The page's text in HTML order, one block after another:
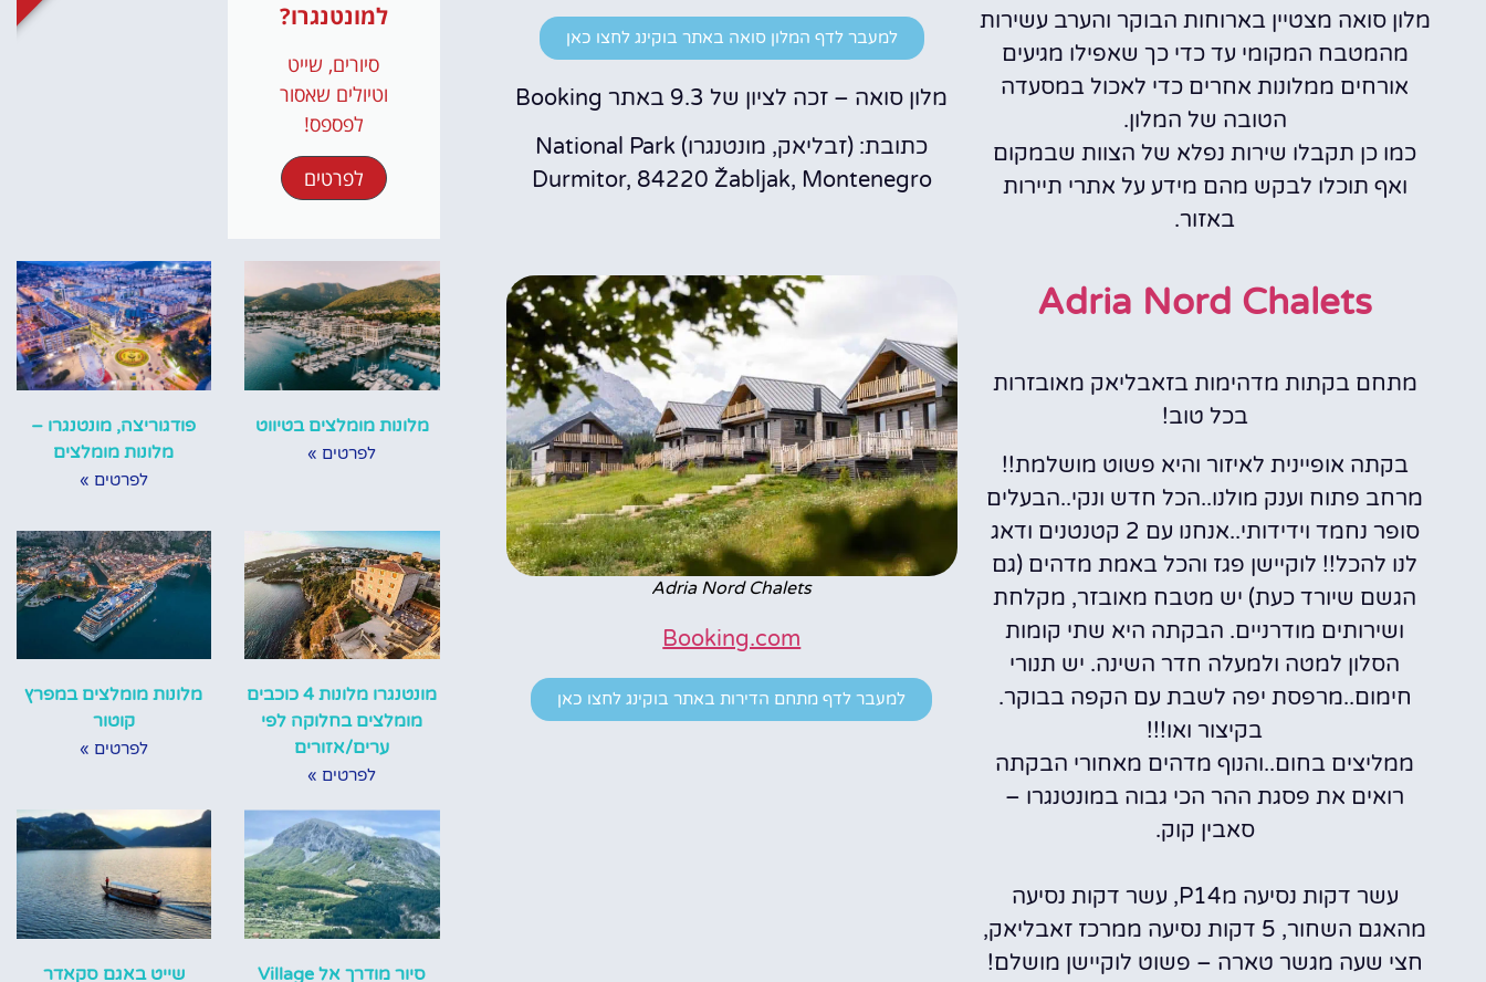
מלון סואה מצטיין בארוחות הבוקר והערב עשירות
מהמטבח המקומי עד כדי כך שאפילו מגיעים
אורחים ממלונות אחרים כדי לאכול במסעדה
הטובה של המלון.
כמו כן תקבלו שירות נפלא של הצוות שבמקום
ואף תוכלו לבקש מהם מידע על אתרי תיירות
באזור.
למעבר לדף המלון סואה באתר בוקינג לחצו כאן
מלון סואה – זכה לציון של 9.3 באתר Booking
כתובת: (זבליאק, מונטנגרו) National Park
Durmitor, 84220 Žabljak, Montenegro
Adria Nord Chalets
מתחם בקתות מדהימות בזאבליאק מאובזרות
בכל טוב!
בקתה אופיינית לאיזור והיא פשוט מושלמת!!
מרחב פתוח וענק מולנו..הכל חדש ונקי..הבעלים
סופר נחמד וידידותי..אנחנו עם 2 קטנטנים ודאג
לנו להכל!! לוקיישן פגז והכל באמת מדהים (גם
הגשם שיורד כעת) יש מטבח מאובזר, מקלחת
ושירותים מודרניים. הבקתה היא שתי קומות
הסלון למטה ולמעלה חדר השינה. יש תנורי
חימום..מרפסת יפה לשבת עם הקפה בבוקר.
בקיצור ואו!!!
ממליצים בחום..והנוף מדהים מאחורי הבקתה
רואים את פסגת ההר הכי גבוה במונטנגרו –
סאבין קוק.
עשר דקות נסיעה מP14, עשר דקות נסיעה
מהאגם השחור, 5 דקות נסיעה ממרכז זאבליאק,
חצי שעה מגשר טארה – פשוט לוקיישן מושלם!
Adria Nord Chalets
Booking.com
למעבר לדף מתחם הדירות באתר בוקינג לחצו כאן
למונטנגרו?
סיורים, שייט
וטיולים שאסור
לפספס!
לפרטים
מלונות מומלצים בטיווט
לפרטים »
פודגוריצה, מונטנגרו –
מלונות מומלצים
לפרטים »
מונטנגרו מלונות 4 כוכבים
מומלצים בחלוקה לפי
ערים/אזורים
לפרטים »
מלונות מומלצים במפרץ
קוטור
לפרטים »
סיור מודרך אל Village שייט באגם סקאדר